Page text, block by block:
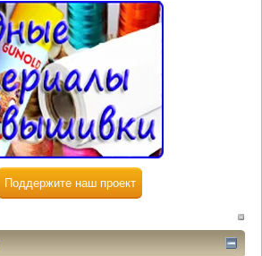
Поддержите наш проект